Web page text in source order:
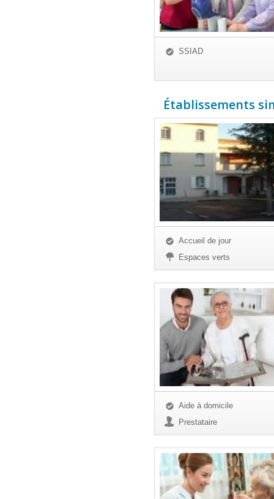
SSIAD
Établissements
Accueil de jour
Espaces verts
Aide à domicile
Prestataire